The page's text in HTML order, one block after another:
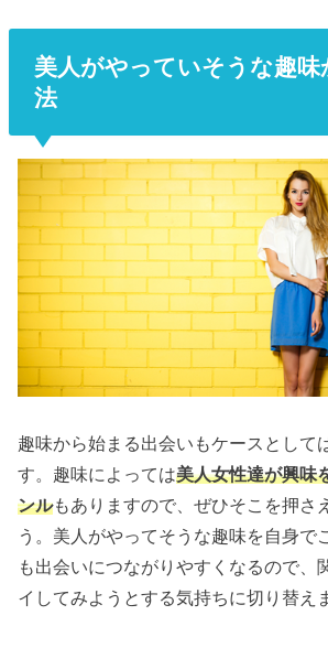
美人がやっていそうな趣味
法
趣味から始まる出会いもケースとして
す。趣味によっては美人女性達が興味
ンルもありますので、ぜひそこを押さ
う。美人がやってそうな趣味を自身で
も出会いにつながりやすくなるので、
イしてみようとする気持ちに切り替え